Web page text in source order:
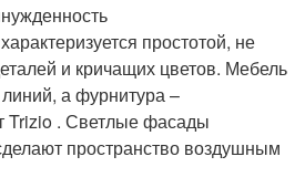
Кухни в скандинавском
стиле
простотой, не
и кричащих цветов. Мебель
линий, а фурнитура –
Trizio . Светлые фасады
пространство воздушным